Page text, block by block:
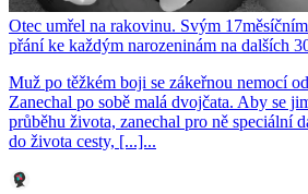
Otec umřel na rakovinu. Svým
přání ke každým narozeninám na dalších
Muž po těžkém boji se zákeřnou nemocí
Zanechal po sobě malá dvojčata. Aby se
průběhu života, zanechal pro ně speciální
do života cesty, [...]...